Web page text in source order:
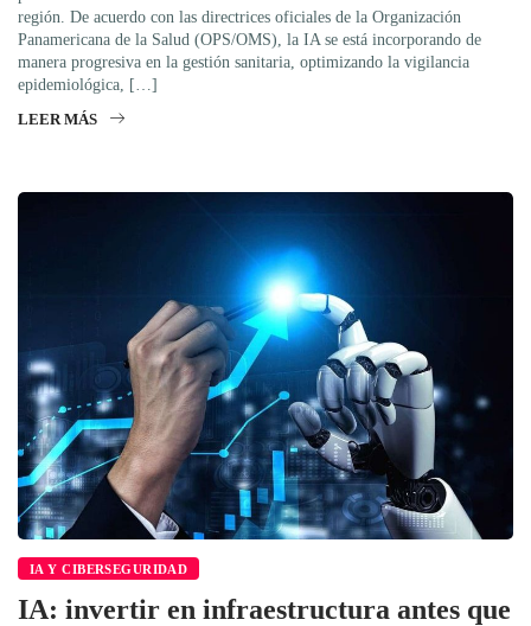
región. De acuerdo con las directrices oficiales de la Organización
Panamericana de la Salud (OPS/OMS), la IA se está incorporando de
manera progresiva en la gestión sanitaria, optimizando la vigilancia
epidemiológica, […]
LEER MÁS
IA Y CIBERSEGURIDAD
IA: invertir en infraestructura antes que